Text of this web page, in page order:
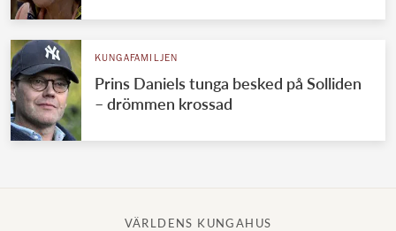
KUNGAFAMILJEN
Prins Daniels tunga besked på Solliden
– drömmen krossad
VÄRLDENS KUNGAHUS